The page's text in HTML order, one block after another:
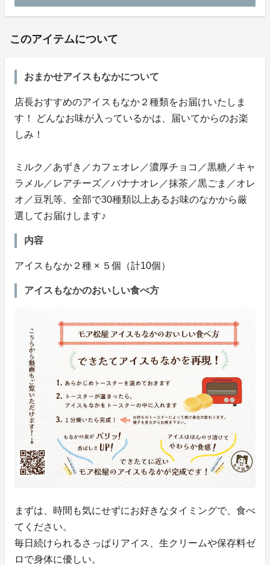
このアイテムについて
おまかせアイスもなかについて
店長おすすめのアイスもなか２種類をお届けいたしま
す！ どんなお味が入っているかは、届いてからのお楽
しみ！
ミルク／あずき／カフェオレ／濃厚チョコ／黒糖／キャ
ラメル／レアチーズ／バナナオレ／抹茶／黒ごま／オレ
オ／豆乳等、全部で30種類以上あるお味のなかから厳
選してお届けします♪
内容
アイスもなか２種 × ５個（計10個）
アイスもなかのおいしい食べ方
まずは、時間も気にせずにお好きなタイミングで、食べ
てください。
毎日続けられるさっぱりアイス、生クリームや保存料ゼ
ロで身体に優しい。